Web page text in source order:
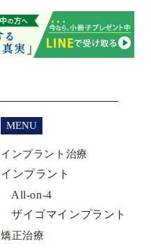
MENU
インプラント治療
インプラント
All-on-4
ザイゴマインプラント
矯正治療